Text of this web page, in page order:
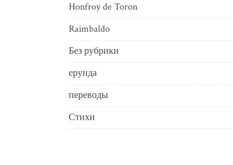
Honfroy de Toron
Raimbaldo
Без рубрики
ерунда
переводы
Стихи